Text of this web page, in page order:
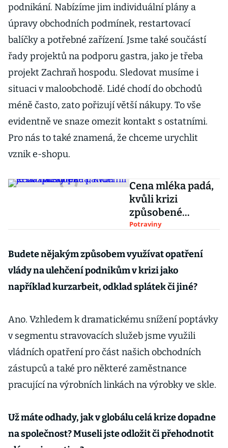
podnikání. Nabízíme jim individuální plány a
úpravy obchodních podmínek, restartovací
balíčky a potřebné zařízení. Jsme také součástí
řady projektů na podporu gastra, jako je třeba
projekt Zachraň hospodu. Sledovat musíme i
situaci v maloobchodě. Lidé chodí do obchodů
méně často, zato pořizují větší nákupy. To vše
evidentně ve snaze omezit kontakt s ostatními.
Pro nás to také znamená, že chceme urychlit
vznik e-shopu.
Cena mléka padá,
kvůli krizi
způsobené
pandemií je ho
Potraviny
Budete nějakým způsobem využívat opatření
vlády na ulehčení podnikům v krizi jako
například kurzarbeit, odklad splátek či jiné?
Ano. Vzhledem k dramatickému snížení poptávky
v segmentu stravovacích služeb jsme využili
vládních opatření pro část našich obchodních
zástupců a také pro některé zaměstnance
pracující na výrobních linkách na výrobky ve skle.
Už máte odhady, jak v globálu celá krize dopadne
na společnost? Museli jste odložit či přehodnotit